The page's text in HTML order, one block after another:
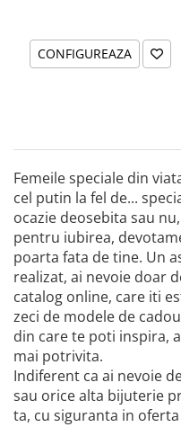
CONFIGUREAZA
Femeile speciale din
cel putin la fel de...
ocazie deosebita sau
pentru iubirea,
poarta fata de tine. Un
realizat, ai nevoie doar
catalog online, care iti
zeci de modele de
din care te poti inspira,
mai potrivita.
Indiferent ca ai nevoie
sau orice alta bijuterie
ta, cu siguranta in